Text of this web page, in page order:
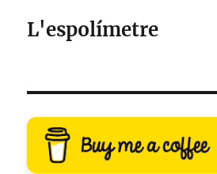
L'espolímetre